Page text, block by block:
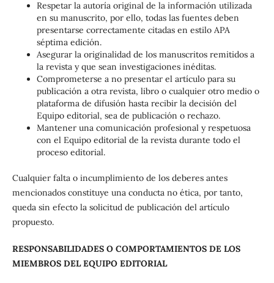
Respetar la autoría original de la información utilizada
en su manuscrito, por ello, todas las fuentes deben
presentarse correctamente citadas en estilo APA
séptima edición.
Asegurar la originalidad de los manuscritos remitidos a
la revista y que sean investigaciones inéditas.
Comprometerse a no presentar el artículo para su
publicación a otra revista, libro o cualquier otro medio o
plataforma de difusión hasta recibir la decisión del
Equipo editorial, sea de publicación o rechazo.
Mantener una comunicación profesional y respetuosa
con el Equipo editorial de la revista durante todo el
proceso editorial.
Cualquier falta o incumplimiento de los deberes antes
mencionados constituye una conducta no ética, por tanto,
queda sin efecto la solicitud de publicación del artículo
propuesto.
RESPONSABILIDADES O COMPORTAMIENTOS DE LOS
MIEMBROS DEL EQUIPO EDITORIAL